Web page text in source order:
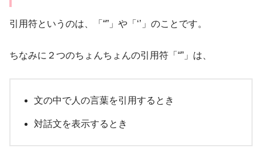
引用符というのは、「“”」や「‘’」のことです。
ちなみに２つのちょんちょんの引用符「“”」は、
文の中で人の言葉を引用するとき
対話文を表示するとき